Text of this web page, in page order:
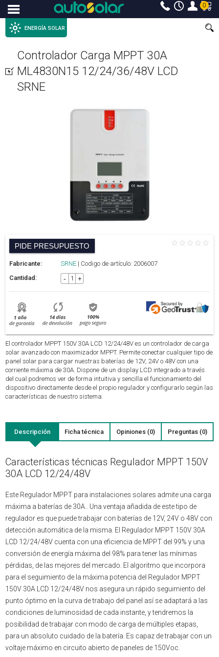
Menu 0
ENERGÍA SOLAR
Controlador Carga MPPT 30A
ML4830N15 12/24/36/48V LCD
SRNE
PIDE PRESUPUESTO
Fabricante: SRNE | Codigo de artículo: 2006007
Cantidad:
- +
El controlador MPPT 150V 30A LCD 12/24/48V es un controlador de carga
solar avanzado con maximizador MPPT. Permite conectar cualquier tipo de
panel solar para cargar nuestras baterías de 12V, 24V o 48V con una
corriente máxima de 30A. Dispone de un display LCD integrado a través
del cual podremos ver de forma intuitiva y sencilla el funcionamiento del
dispositivo directamente desde el propio regulador y configurarlo según las
características de nuestro sistema.
Descripción Ficha técnica Opiniones (0) Preguntas (0)
Características técnicas Regulador MPPT 150V
30A LCD 12/24/48V
Este Regulador MPPT para instalaciones solares admite una carga
máxima a baterías de 30A.. Una ventaja añadida de este tipo de
regulador es que puede trabajar con baterías de 12V, 24V o 48V con
detección automática de la misma. El Regulador MPPT 150V 30A
LCD 12/24/48V cuenta con una eficiencia de MPPT del 99% y una
conversión de energía máxima del 98% para tener las mínimas
pérdidas, de las mejores del mercado. El algoritmo que incorpora
para el seguimiento de la máxima potencia del Regulador MPPT
150V 30A LCD 12/24/48V nos asegura un rápido seguimiento del
punto óptimo en la curva de trabajo del panel así se adaptará a las
condiciones de luminosidad de cada instante, y tendremos la
posibilidad de trabajar con modo de carga de múltiples etapas,
para un absoluto cuidado de la batería. Es capaz de trabajar con un
voltaje máximo en circuito abierto de paneles de 150Voc.